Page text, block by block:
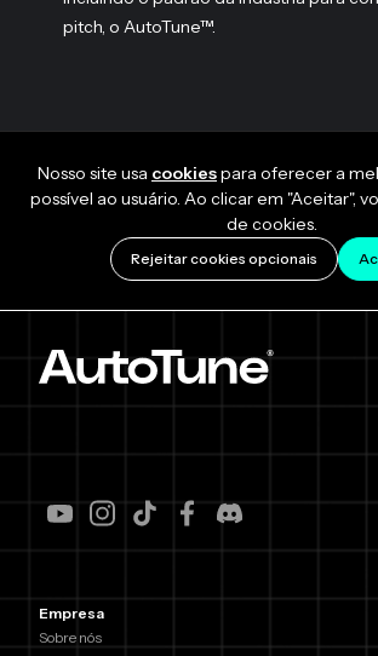
pitch, o AutoTune™.
Nosso site usa cookiespara oferecer a
possível ao usuário. Ao clicar em "Aceitar",
de cookies.
Rejeitar cookies opcionais
Empresa
Sobre nós